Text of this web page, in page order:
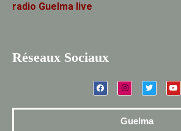
radio Guelma live
Réseaux Sociaux
Guelma